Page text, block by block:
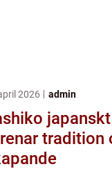
2026 admin
broderi som
tradition